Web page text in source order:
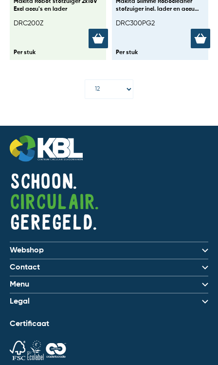
Makita Robot stofzuiger 2x18V
Excl accu's en lader
DRC200Z
Per stuk
Makita Slimme Robocleaner
stofzuiger incl. lader en accu
DRC300PG2
Per stuk
Schoon.
Circulair.
Geregeld.
Webshop
Contact
Menu
Legal
Certificaat